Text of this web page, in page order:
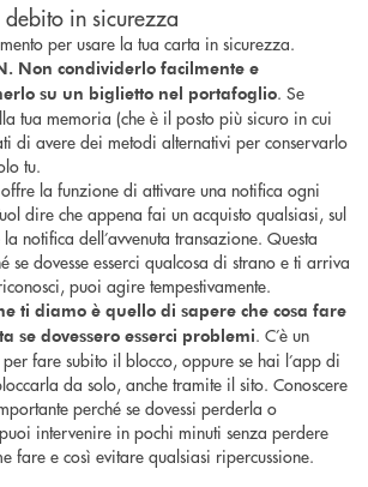
in sicurezza
per usare la tua carta in sicurezza.
Non condividerlo facilmente e
su un biglietto nel portafoglio. Se
tua memoria (che è il posto più sicuro in cui
di avere dei metodi alternativi per conservarlo
tu.
la funzione di attivare una notifica ogni
dire che appena fai un acquisto qualsiasi, sul
notifica dell’avvenuta transazione. Questa
se dovesse esserci qualcosa di strano e ti arriva
puoi agire tempestivamente.
ti diamo è quello di sapere che cosa fare
se dovessero esserci problemi. C’è un
fare subito il blocco, oppure se hai l’app di
da solo, anche tramite il sito. Conoscere
perché se dovessi perderla o
intervenire in pochi minuti senza perdere
fare e così evitare qualsiasi ripercussione.